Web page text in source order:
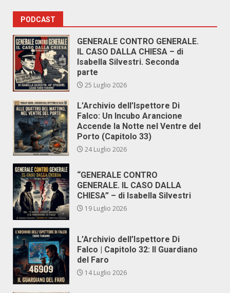
PODCAST
GENERALE CONTRO GENERALE.
IL CASO DALLA CHIESA – di
Isabella Silvestri. Seconda
parte
25 Luglio 2026
L’Archivio dell’Ispettore Di
Falco: Un Incubo Arancione
Accende la Notte nel Ventre del
Porto (Capitolo 33)
24 Luglio 2026
“GENERALE CONTRO
GENERALE. IL CASO DALLA
CHIESA” – di Isabella Silvestri
19 Luglio 2026
L’Archivio dell’Ispettore Di
Falco | Capitolo 32: Il Guardiano
del Faro
14 Luglio 2026